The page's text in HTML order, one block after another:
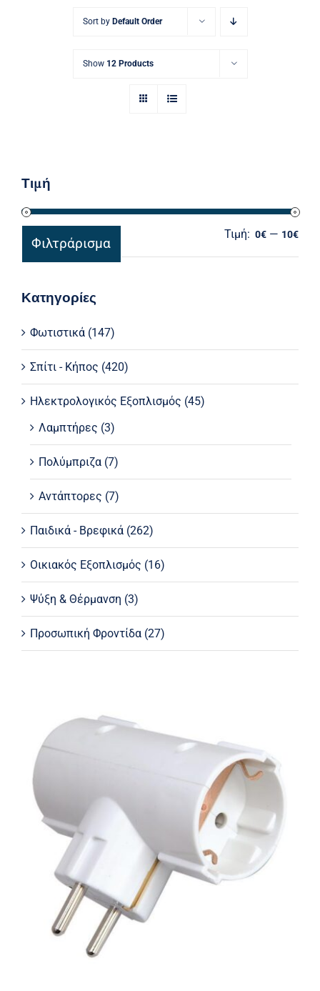
Sort by Default Order
Show 12 Products
Τιμή
τιμή
τιμή
Φιλτράρισμα
Τιμή: 0€ — 10€
Κατηγορίες
Φωτιστικά (147)
Σπίτι - Κήπος (420)
Ηλεκτρολογικός Εξοπλισμός (45)
Λαμπτήρες (3)
Πολύμπριζα (7)
Αντάπτορες (7)
Παιδικά - Βρεφικά (262)
Οικιακός Εξοπλισμός (16)
Ψύξη & Θέρμανση (3)
Προσωπική Φροντίδα (27)
TAΦ ΣΟΥΚΟ ΜΕ ΠΡΟΣΤΑΣΙΑ
ΕΠΑΦΩΝ